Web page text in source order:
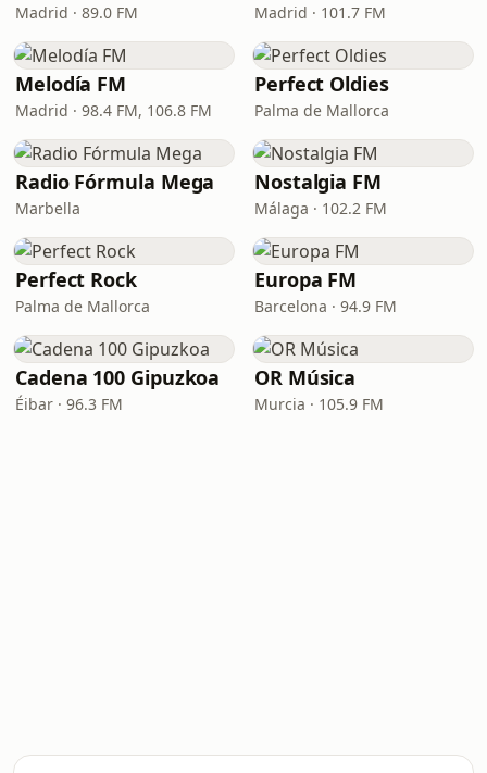
Madrid · 89.0 FM Madrid · 101.7 FM
Melodía FM
Madrid · 98.4 FM, 106.8 FM
Perfect Oldies
Palma de Mallorca
Radio Fórmula Mega
Marbella
Nostalgia FM
Málaga · 102.2 FM
Perfect Rock
Palma de Mallorca
Europa FM
Barcelona · 94.9 FM
Cadena 100 Gipuzkoa
Éibar · 96.3 FM
OR Música
Murcia · 105.9 FM